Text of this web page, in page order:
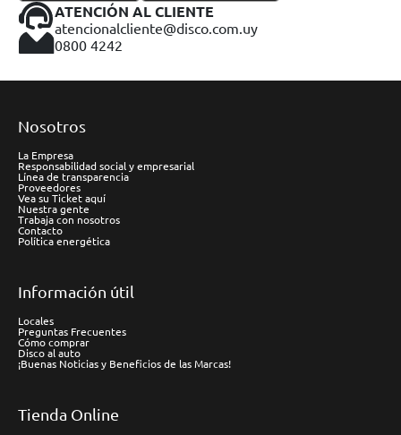
ATENCIÓN AL CLIENTE
atencionalcliente@disco.com.uy
0800 4242
Nosotros
La Empresa
Responsabilidad social y empresarial
Línea de transparencia
Proveedores
Vea su Ticket aquí
Nuestra gente
Trabaja con nosotros
Contacto
Política energética
Información útil
Locales
Preguntas Frecuentes
Cómo comprar
Disco al auto
¡Buenas Noticias y Beneficios de las Marcas!
Tienda Online